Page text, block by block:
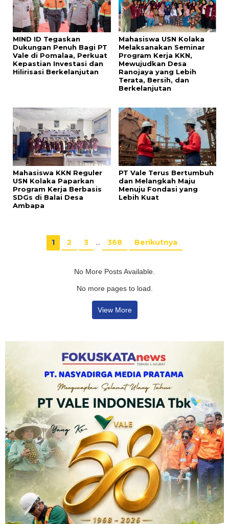
MIND ID Tegaskan
Dukungan Penuh Bagi PT
Vale di Pomalaa, Perkuat
Kepastian Investasi dan
Hilirisasi Berkelanjutan
Mahasiswa USN Kolaka
Melaksanakan Seminar
Program Kerja KKN,
Mewujudkan Desa
Ranojaya yang Lebih
Terata, Bersih, dan
Berkelanjutan
Mahasiswa KKN Reguler
USN Kolaka Paparkan
Program Kerja Berbasis
SDGs di Balai Desa
Ambapa
PT Vale Terus Bertumbuh
dan Melangkah Maju
Menuju Fondasi yang
Lebih Kuat
1 2 3 … 368 Berikutnya
No More Posts Available.
No more pages to load.
View More